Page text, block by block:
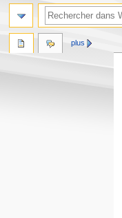
plus